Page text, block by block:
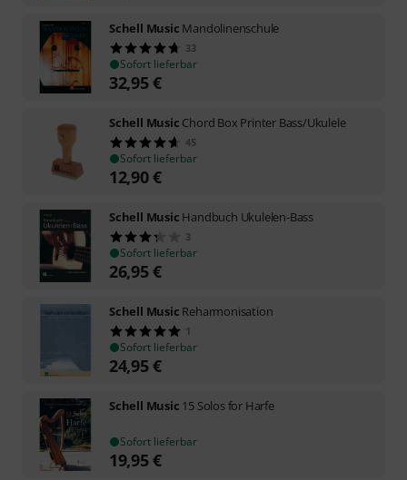
Schell Music Mandolinenschule
33
Sofort lieferbar
32,95€
Schell Music Chord Box Printer Bass/Ukulele
45
Sofort lieferbar
12,90€
Schell Music Handbuch Ukulelen-Bass
3
Sofort lieferbar
26,95€
Schell Music Reharmonisation
1
Sofort lieferbar
24,95€
Schell Music 15 Solos for Harfe
Sofort lieferbar
19,95€